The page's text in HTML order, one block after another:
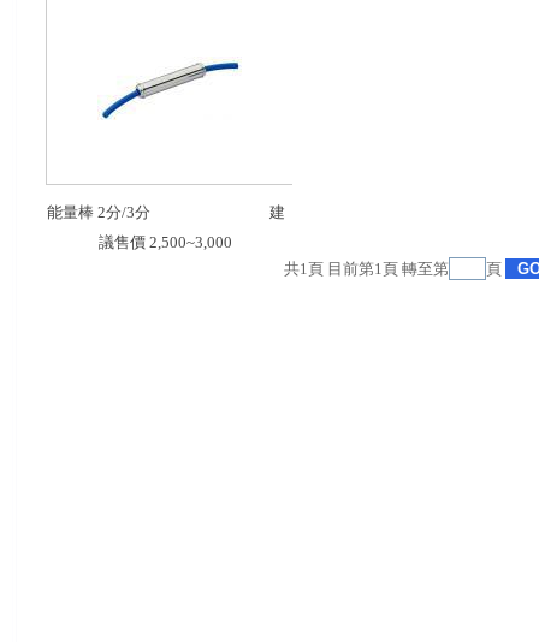
能量棒 2分/3分                                 建
議售價 2,500~3,000
共1頁 目前第1頁 轉至第 頁